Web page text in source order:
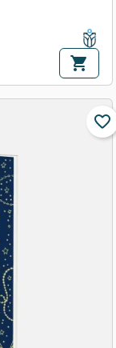
shopping_cart
favorite_border